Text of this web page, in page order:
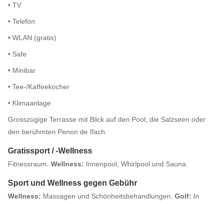
• TV
• Telefon
• WLAN (gratis)
• Safe
• Minibar
• Tee-/Kaffeekocher
• Klimaanlage
Grosszügige Terrasse mit Blick auf den Pool, die Salzseen oder
den berühmten Penon de Ifach.
Gratissport / -Wellness
Fitnessraum. Wellness: Innenpool, Whirlpool und Sauna.
Sport und Wellness gegen Gebühr
Wellness: Massagen und Schönheitsbehandlungen. Golf: In